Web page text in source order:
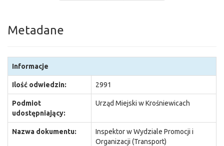
Metadane
Informacje
Ilość odwiedzin: 2991
Podmiot
udostępniający:
Urząd Miejski w Krośniewicach
Nazwa dokumentu:
Inspektor w Wydziale Promocji i
Organizacji (Transport)